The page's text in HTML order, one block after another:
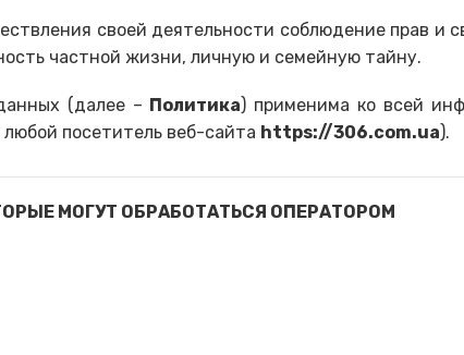
своей деятельности соблюдение прав и
частной жизни, личную и семейную тайну.
(далее – Политика) применима ко всей
любой посетитель веб-сайта https://306.com.ua).
МОГУТ ОБРАБОТАТЬСЯ ОПЕРАТОРОМ